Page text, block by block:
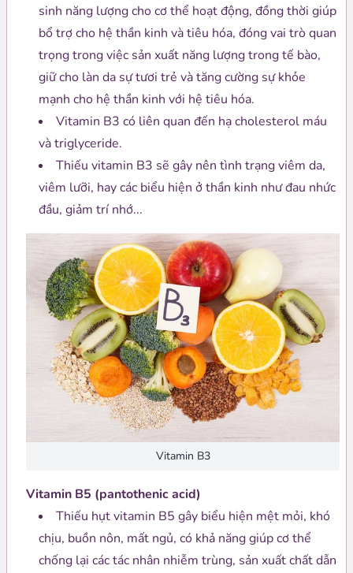
sinh năng lượng cho cơ thể hoạt động, đồng thời giúp
bổ trợ cho hệ thần kinh và tiêu hóa, đóng vai trò quan
trọng trong việc sản xuất năng lượng trong tế bào,
giữ cho làn da sự tươi trẻ và tăng cường sự khỏe
mạnh cho hệ thần kinh với hệ tiêu hóa.
Vitamin B3 có liên quan đến hạ cholesterol máu
và triglyceride.
Thiếu vitamin B3 sẽ gây nên tình trạng viêm da,
viêm lưỡi, hay các biểu hiện ở thần kinh như đau nhức
đầu, giảm trí nhớ...
Vitamin B3
Vitamin B5 (pantothenic acid)
Thiếu hụt vitamin B5 gây biểu hiện mệt mỏi, khó
chịu, buồn nôn, mất ngủ, có khả năng giúp cơ thể
chống lại các tác nhân nhiễm trùng, sản xuất chất dẫn